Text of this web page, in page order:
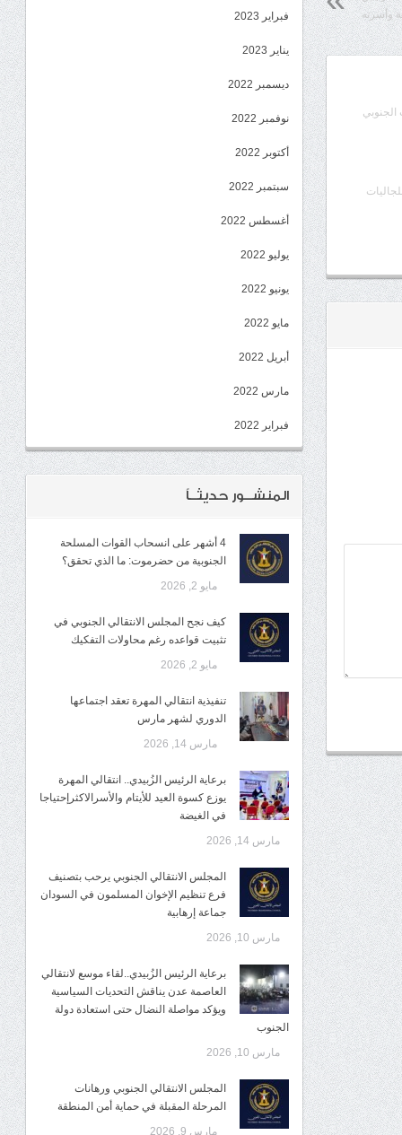
وأسرته
فبراير 2023
يناير 2023
ديسمبر 2022
نوفمبر 2022
أكتوبر 2022
سبتمبر 2022
أغسطس 2022
يوليو 2022
يونيو 2022
مايو 2022
أبريل 2022
مارس 2022
فبراير 2022
المنشــور حديثــاً
4 أشهر على انسحاب القوات المسلحة
الجنوبية من حضرموت: ما الذي تحقق؟
مايو 2, 2026
كيف نجح المجلس الانتقالي الجنوبي في
تثبيت قواعده رغم محاولات التفكيك
مايو 2, 2026
تنفيذية انتقالي المهرة تعقد اجتماعها
الدوري لشهر مارس
مارس 14, 2026
برعاية الرئيس الزُبيدي.. انتقالي المهرة
يوزع كسوة العيد للأيتام والأسرالاكثرإحتياجا
في الغيضة
مارس 14, 2026
المجلس الانتقالي الجنوبي يرحب بتصنيف
فرع تنظيم الإخوان المسلمون في السودان
جماعة إرهابية
مارس 10, 2026
برعاية الرئيس الزُبيدي..لقاء موسع لانتقالي
العاصمة عدن يناقش التحديات السياسية
ويؤكد مواصلة النضال حتى استعادة دولة
الجنوب
مارس 10, 2026
المجلس الانتقالي الجنوبي ورهانات
المرحلة المقبلة في حماية أمن المنطقة
مارس 9, 2026